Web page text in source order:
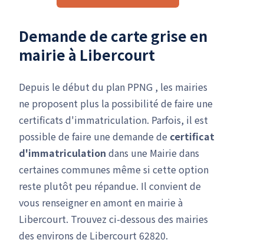
Demande de carte grise en
mairie à Libercourt
Depuis le début du plan PPNG , les mairies
ne proposent plus la possibilité de faire une
certificats d'immatriculation. Parfois, il est
possible de faire une demande de certificat
d'immatriculation dans une Mairie dans
certaines communes même si cette option
reste plutôt peu répandue. Il convient de
vous renseigner en amont en mairie à
Libercourt. Trouvez ci-dessous des mairies
des environs de Libercourt 62820.